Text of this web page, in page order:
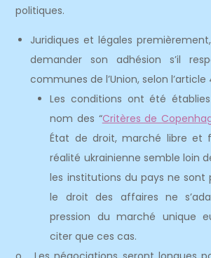
politiques.
Juridiques et légales
demander son adhésion s’il
communes de l’Union, selon l’article
Les conditions ont été
nom des “Critères de
État de droit, marché libre et
réalité ukrainienne semble loin
les institutions du pays ne sont
le droit des affaires ne
pression du marché unique
citer que ces cas.